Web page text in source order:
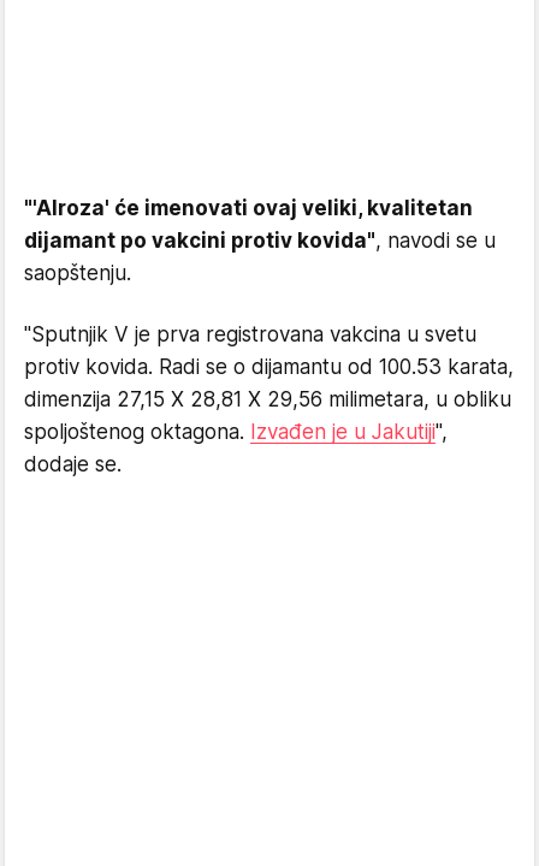
"'Alroza' će imenovati ovaj veliki, kvalitetan
dijamant po vakcini protiv kovida", navodi se u
saopštenju.
"Sputnjik V je prva registrovana vakcina u svetu
protiv kovida. Radi se o dijamantu od 100.53 karata,
dimenzija 27,15 X 28,81 X 29,56 milimetara, u obliku
spoljoštenog oktagona. Izvađen je u Jakutiji",
dodaje se.